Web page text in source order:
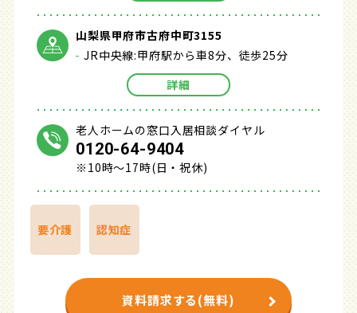
山梨県甲府市古府中町3155
JR中央線:甲府駅から車8分、徒歩25分
詳細
老人ホームの窓口入居相談ダイヤル
0120-64-9404
※10時～17時(日・祝休)
要介護 認知症
資料請求する(無料)